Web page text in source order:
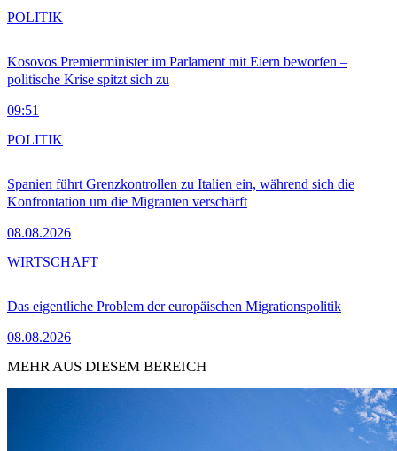
Kosovos Premierminister im Parlament mit Eiern beworfen –
politische Krise spitzt sich zu
09:51
POLITIK
Spanien führt Grenzkontrollen zu Italien ein, während sich die
Konfrontation um die Migranten verschärft
08.08.2026
POLITIK
Das eigentliche Problem der europäischen Migrationspolitik
08.08.2026
WIRTSCHAFT
MEHR AUS DIESEM BEREICH